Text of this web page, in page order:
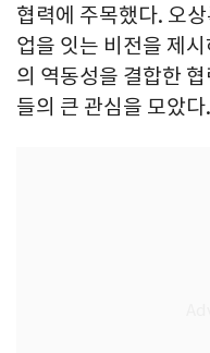
협력에 주목했다. 오
업을 잇는 비전을 제
의 역동성을 결합한
들의 큰 관심을 모았다.